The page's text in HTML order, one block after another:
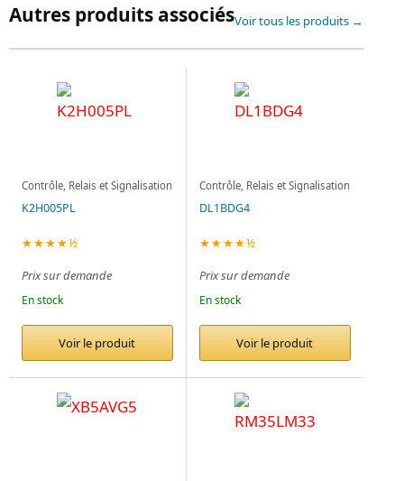
Autres produits associésVoir tous les produits →
Contrôle, Relais et Signalisation
K2H005PL
★★★★½
Prix sur demande
En stock
Voir le produit
Contrôle, Relais et Signalisation
DL1BDG4
★★★★½
Prix sur demande
En stock
Voir le produit